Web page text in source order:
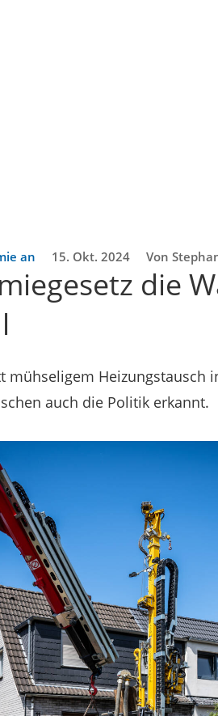
an 15. Okt. 2024 Von
die
Heizungstausch
auch die Politik erkannt.